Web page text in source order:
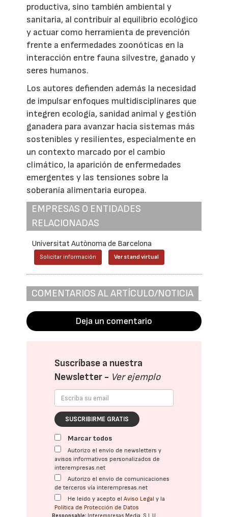
productiva, sino también ambiental y
sanitaria, al contribuir al equilibrio ecológico
y actuar como herramienta de prevención
frente a enfermedades zoonóticas en la
interacción entre fauna silvestre, ganado y
seres humanos.
Los autores defienden además la necesidad
de impulsar enfoques multidisciplinares que
integren ecología, sanidad animal y gestión
ganadera para avanzar hacia sistemas más
sostenibles y resilientes, especialmente en
un contexto marcado por el cambio
climático, la aparición de enfermedades
emergentes y las tensiones sobre la
soberanía alimentaria europea.
EMPRESAS O ENTIDADES
RELACIONADAS
Universitat Autònoma de Barcelona
Solicitar información Ver stand virtual
COMENTARIOS AL ARTÍCULO/NOTICIA
Deja un comentario
Suscríbase a nuestra
Newsletter - Ver ejemplo
SUSCRIBIRME GRATIS
Marcar todos
Autorizo el envío de newsletters y
avisos informativos personalizados de
interempresas.net
Autorizo el envío de comunicaciones
de terceros vía interempresas.net
He leído y acepto elAviso Legal y la
Política de Protección de Datos